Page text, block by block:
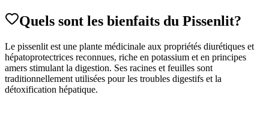
Quels sont les bienfaits du Pissenlit?
Le pissenlit est une plante médicinale aux propriétés diurétiques et
hépatoprotectrices reconnues, riche en potassium et en principes
amers stimulant la digestion. Ses racines et feuilles sont
traditionnellement utilisées pour les troubles digestifs et la
détoxification hépatique.